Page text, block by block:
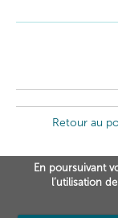
Retour au
En poursuivant
l’utilisation